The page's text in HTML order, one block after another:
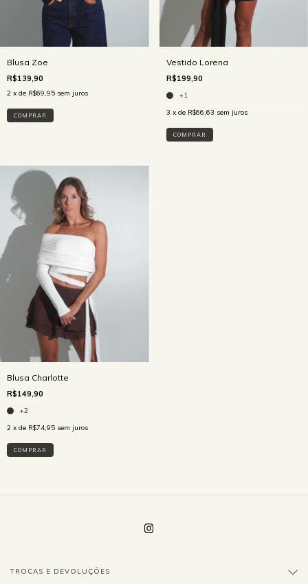
Blusa Zoe
R$139,90
2 x de R$69,95 sem juros
COMPRAR
Vestido Lorena
R$199,90
+1
3 x de R$66,63 sem juros
COMPRAR
Blusa Charlotte
R$149,90
+2
2 x de R$74,95 sem juros
COMPRAR
TROCAS E DEVOLUÇÕES